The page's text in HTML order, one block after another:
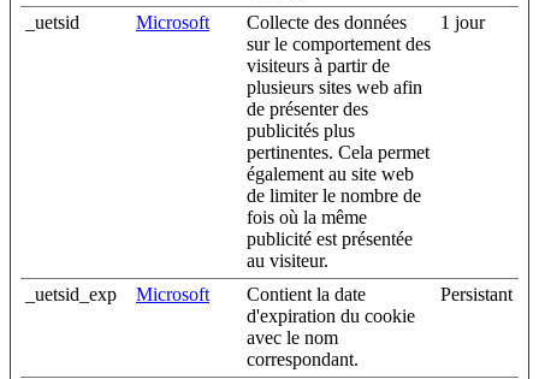
_uetsid Microsoft
Collecte des données
sur le comportement des
visiteurs à partir de
plusieurs sites web afin
de présenter des
publicités plus
pertinentes. Cela permet
également au site web
de limiter le nombre de
fois où la même
publicité est présentée
au visiteur.
1 jour
_uetsid_exp Microsoft
Contient la date
d'expiration du cookie
avec le nom
correspondant.
Persistant